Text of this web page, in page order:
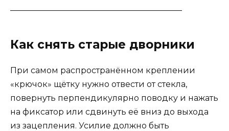
Как снять старые дворники
При самом распространённом креплении
«крючок» щётку нужно отвести от стекла,
повернуть перпендикулярно поводку и нажать
на фиксатор или сдвинуть её вниз до выхода
из зацепления. Усилие должно быть